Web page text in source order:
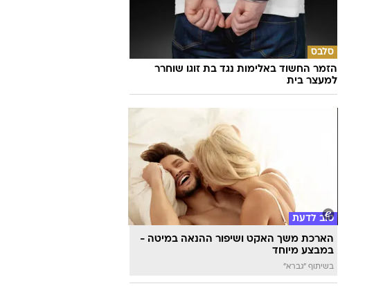
סלבס
הזמר החשוד באלימות נגד בת זוגו שוחרר
למעצר בית
טוב לדעת
הארכת משך האקט ושיפור ההנאה במיטה -
במבצע מיוחד
בשיתוף "גברא"